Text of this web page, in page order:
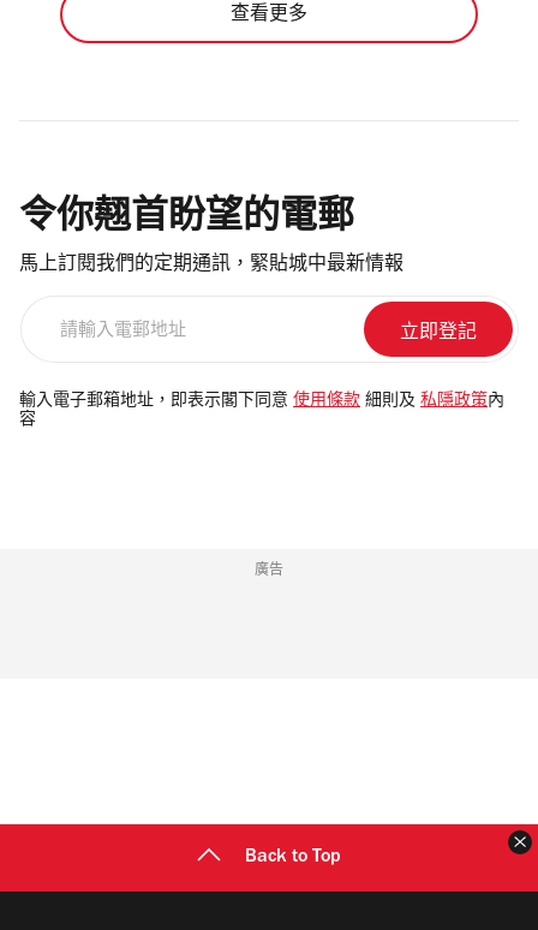
查看更多
令你翹首盼望的電郵
馬上訂閱我們的定期通訊，緊貼城中最新情報
電
郵
輸入電子郵箱地址，即表示閣下同意 使用條款 細則及 私隱政策內
容
廣告
Back to Top